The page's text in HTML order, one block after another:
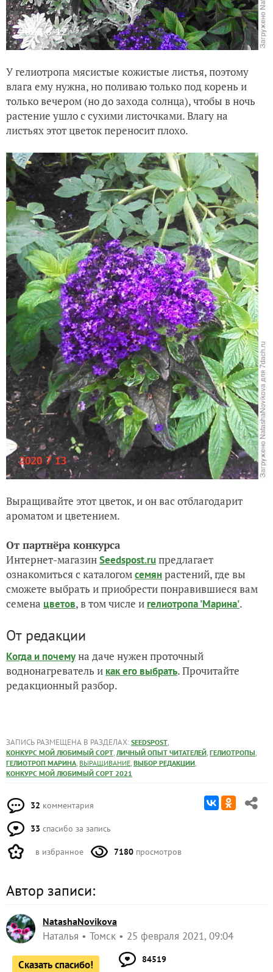
У гелиотропа мясистые кожистые листья, поэтому
влага ему нужна, но поливаю только под корень и
только вечером (но до захода солнца), чтобы в ночь
растение ушло с сухими листочками. Влагу на
листьях этот цветок переносит плохо.
Выращивайте этот цветок, и он вас отблагодарит
ароматом и цветением.
От партнёра конкурса
Интернет-магазинSeedspost.ruпредлагает
ознакомиться с каталогомсемянрастений, где вы
сможете выбрать и приобрести понравившиеся вам
семена цветов, в том числе и гелиотропа 'Марина'.
От редакции
Когда и почемуна даче нужен проточный
воднонагреватель и как его выбрать. Прочитайте
редакционный разбор.
ЗАПИСЬ РАЗМЕЩЕНА В РАЗДЕЛАХ: SEEDSPOST,
КОНКУРС МОЙ ЛЮБИМЫЙ СОРТ, ЛИЧНЫЙ ОПЫТ ЧИТАТЕЛЕЙ, ГЕЛИОТРОПЫ,
ГЕЛИОТРОП МАРИНА, ВЫРАЩИВАНИЕ, ВЫБОР РЕДАКЦИИ,
КОНКУРС МОЙ ЛЮБИМЫЙ СОРТ 2021
32 комментария
33 спасибо за запись
в избранное 7180 просмотров
Автор записи:
NatashaNovikova
Наталья Томск 25 февраля 2021, 09:04
Сказать спасибо! 84519